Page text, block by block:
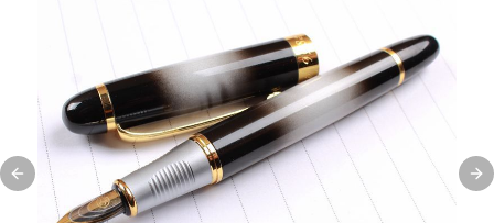
Previous slide